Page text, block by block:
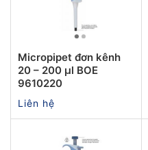
Micropipet đơn kênh
20 – 200 µl BOE
9610220
Liên hệ